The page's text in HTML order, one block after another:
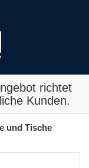
richtet
Kunden.
und Tische